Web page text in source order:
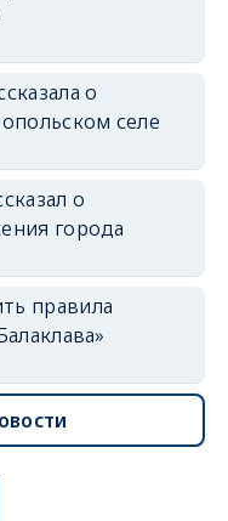
о
селе
о
города
правила